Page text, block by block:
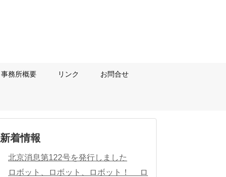
事務所概要 リンク お問合せ
新着情報
北京消息第122号を発行しました
ロボット、ロボット、ロボット！ ロ